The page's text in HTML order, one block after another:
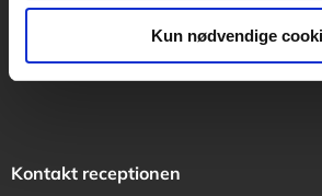
Kun nødvendige
support@akademisk.dk
Kontakt receptionen